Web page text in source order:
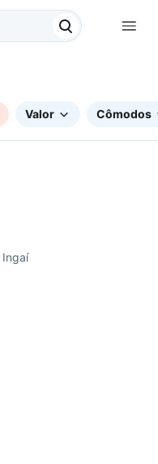
Valor Cômodos
Ingaí